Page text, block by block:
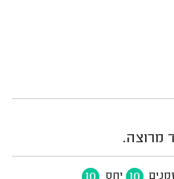
מרוצה.